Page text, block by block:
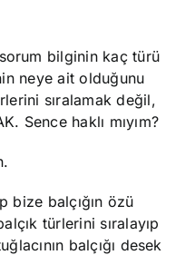
bilginin kaç türü
neye ait olduğunu
sıralamak değil,
Sence haklı mıyım?
bize balçığın özü
türlerini sıralayıp
balçığı desek